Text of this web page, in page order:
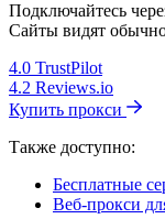
Подключайтесь
Сайты видят
4.0 TrustPilot
4.2 Reviews.io
Купить прокси
Также доступно:
Бесплатные
Веб-прокси